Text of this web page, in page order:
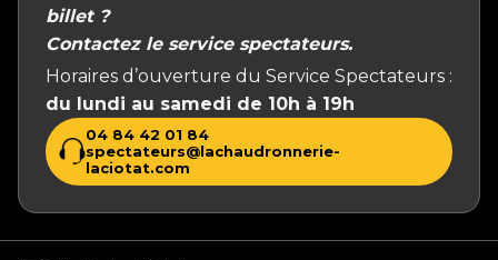
billet ?
Contactez le service spectateurs.
Horaires d’ouverture du Service Spectateurs :
du lundi au samedi de 10h à 19h
04 84 42 01 84
spectateurs@lachaudronnerie-
laciotat.com